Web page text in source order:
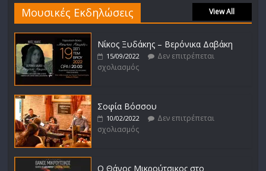
Μουσικές Εκδηλώσεις View All
Νίκος Ξυδάκης – Βερόνικα Δαβάκη
15/09/2022
Δεν επιτρέπεται
σχολιασμός
Σοφία Βόσσου
10/02/2022
Δεν επιτρέπεται
σχολιασμός
Ο Θάνος Μικρούτσικος στο